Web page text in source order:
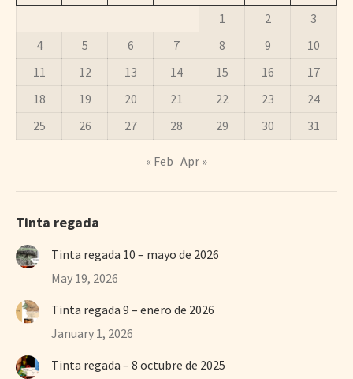
1
2
3
4
5 6 7 8 9
10
11
12 13 14 15 16
17
18
19 20 21 22 23
24
25
26 27 28 29 30 31
« Feb Apr »
Tinta regada
Tinta regada 10 – mayo de 2026
May 19, 2026
Tinta regada 9 – enero de 2026
January 1, 2026
Tinta regada – 8 octubre de 2025